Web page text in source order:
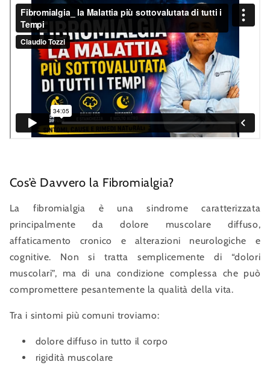
Cos’è Davvero la Fibromialgia?
La fibromialgia è una sindrome caratterizzata
principalmente da dolore muscolare diffuso,
affaticamento cronico e alterazioni neurologiche e
cognitive. Non si tratta semplicemente di “dolori
muscolari”, ma di una condizione complessa che può
compromettere pesantemente la qualità della vita.
Tra i sintomi più comuni troviamo:
dolore diffuso in tutto il corpo
rigidità muscolare